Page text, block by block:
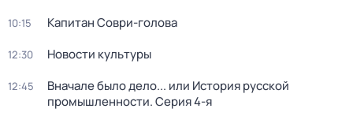
10:15 Капитан Соври-голова
12:30 Новости культуры
12:45
Вначале было дело... или История русской
промышленности. Серия 4-я